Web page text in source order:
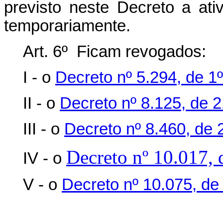
previsto neste Decreto a
temporariamente.
Art. 6º Ficam revogados:
I - o Decreto nº 5.294, de
II - o Decreto nº 8.125, de
III - o Decreto nº 8.460, de
IV - o Decreto nº 10.017,
V - o Decreto nº 10.075,